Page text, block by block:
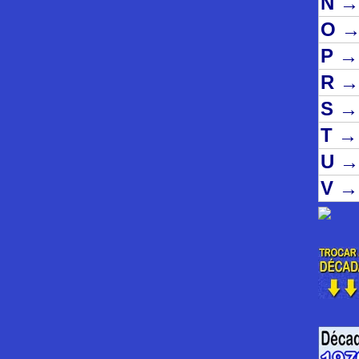
O
P →
R →
S →
T →
U →
V →